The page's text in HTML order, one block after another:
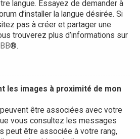
langue. Essayez de demander à
d’installer la langue désirée. Si
pas à créer et partager une
trouverez plus d’informations sur
®.
les images à proximité de mon
peuvent être associées avec votre
vous consultez les messages
peut être associée à votre rang,